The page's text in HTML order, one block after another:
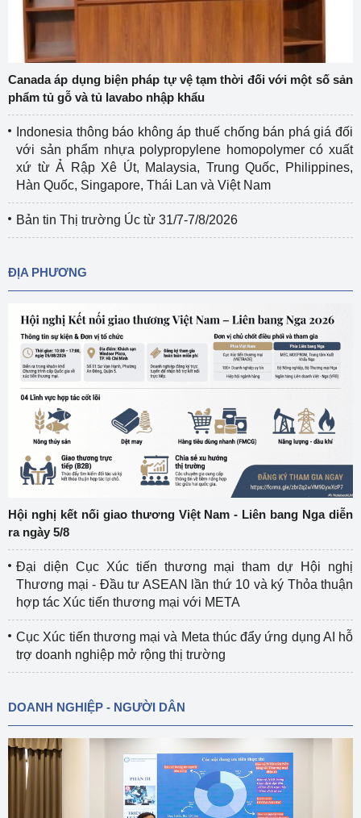
Canada áp dụng biện pháp tự vệ tạm thời đối với một số sản
phẩm tủ gỗ và tủ lavabo nhập khẩu
Indonesia thông báo không áp thuế chống bán phá giá đối
với sản phẩm nhựa polypropylene homopolymer có xuất
xứ từ Ả Rập Xê Út, Malaysia, Trung Quốc, Philippines,
Hàn Quốc, Singapore, Thái Lan và Việt Nam
Bản tin Thị trường Úc từ 31/7-7/8/2026
ĐỊA PHƯƠNG
Hội nghị kết nối giao thương Việt Nam - Liên bang Nga diễn
ra ngày 5/8
Đại diện Cục Xúc tiến thương mại tham dự Hội nghị
Thương mại - Đầu tư ASEAN lần thứ 10 và ký Thỏa thuận
hợp tác Xúc tiến thương mại với META
Cục Xúc tiến thương mại và Meta thúc đẩy ứng dụng AI hỗ
trợ doanh nghiệp mở rộng thị trường
DOANH NGHIỆP - NGƯỜI DÂN